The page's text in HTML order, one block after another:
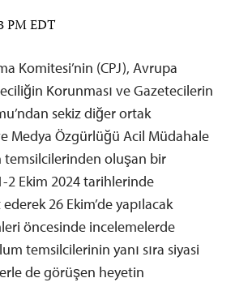
PM EDT
Komitesi’nin (CPJ), Avrupa
Korunması ve Gazetecilerin
sekiz diğer ortak
Medya Özgürlüğü Acil Müdahale
temsilcilerinden oluşan bir
2 Ekim 2024 tarihlerinde
26 Ekim’de yapılacak
öncesinde incelemelerde
temsilcilerinin yanı sıra siyasi
de görüşen heyetin